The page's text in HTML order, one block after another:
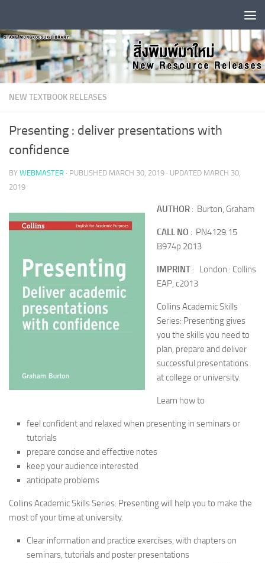
NEW TEXTBOOK RELEASES
Presenting : deliver presentations with
confidence
BY WEBMASTER · PUBLISHED MARCH 30, 2019 · UPDATED MARCH 30,
2019
AUTHOR : Burton, Graham
CALL NO : PN4129.15
B974p 2013
IMPRINT : London : Collins
EAP, c2013
Collins Academic Skills
Series: Presenting gives
you the skills you need to
plan, prepare and deliver
successful presentations
at college or university.
Learn how to
feel confident and relaxed when presenting in seminars or
tutorials
prepare concise and effective notes
keep your audience interested
anticipate problems
Collins Academic Skills Series: Presenting will help you to make the
most of your time at university.
Clear information and practice exercises, with chapters on
seminars, tutorials and poster presentations